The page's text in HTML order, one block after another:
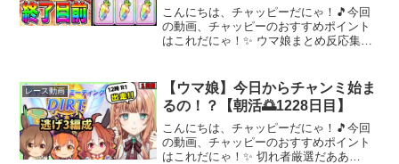
ナリオ ゆこま温泉郷 チャンピオ
ンズミーティング】
こんにちは、チャッピーだにゃ！🎵今回
の動画、チャッピーのおすすめポイント
はこれだにゃ！✨ ウマ娘まとめ反応集や
るのでよろしゅ!!前回の動画もセットでよ
ろしゅ【12...
レース動画
【ウマ娘】今日からチャンミ始ま
るの！？【朝活🌅1228日目】
こんにちは、チャッピーだにゃ！🎵今回
の動画、チャッピーのおすすめポイント
はこれだにゃ！✨ 切れ者厳選だああ